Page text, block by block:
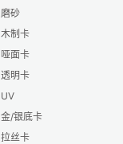
磨砂
木制卡
哑面卡
透明卡
UV
金/银底卡
拉丝卡